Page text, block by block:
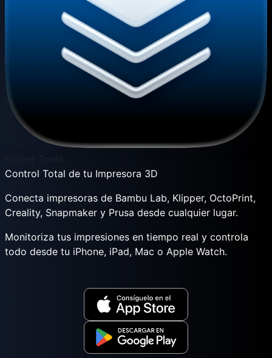
Control Total de tu Impresora 3D
Conecta impresoras de Bambu Lab, Klipper, OctoPrint,
Creality, Snapmaker y Prusa desde cualquier lugar.
Monitoriza tus impresiones en tiempo real y controla
todo desde tu iPhone, iPad, Mac o Apple Watch.